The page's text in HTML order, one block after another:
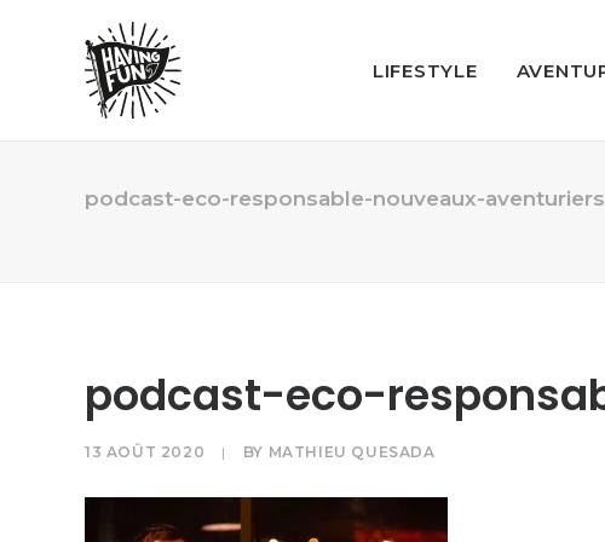
LIFESTYLE
podcast-eco-responsable-nouveaux-aventuriers
podcast-eco-
13 AOÛT 2020 | BY MATHIEU QUESADA